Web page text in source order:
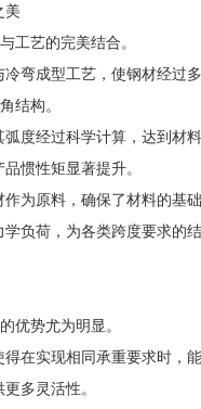
美
工艺的完美结合。
弯成型工艺，使钢材经过
结构。
度经过科学计算，达到材
惯性矩显著提升。
为原料，确保了材料的基
负荷，为各类跨度要求的
优势尤为明显。
在实现相同承重要求时，
多灵活性。